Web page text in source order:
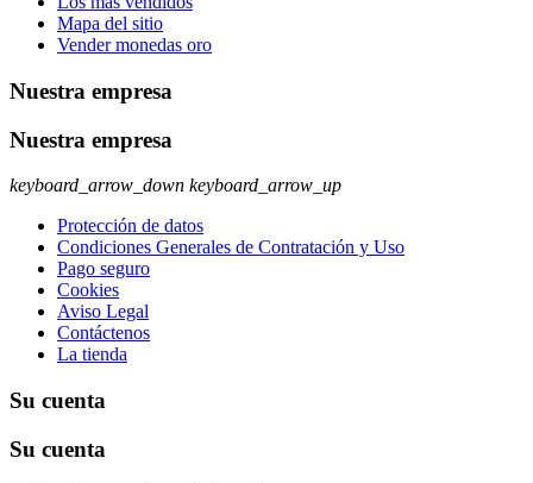
Mapa del sitio
Vender monedas oro
Nuestra empresa
Nuestra empresa
keyboard_arrow_down keyboard_arrow_up
Protección de datos
Condiciones Generales de Contratación y Uso
Pago seguro
Cookies
Aviso Legal
Contáctenos
La tienda
Su cuenta
Su cuenta